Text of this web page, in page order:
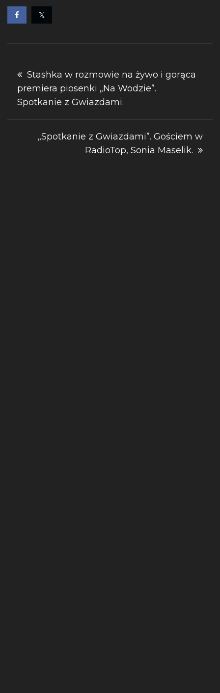
Nawigacja
wpisu
Stashka w rozmowie na żywo i gorąca
premiera piosenki „Na Wodzie”.
Spotkanie z Gwiazdami.
„Spotkanie z Gwiazdami”. Gościem w
RadioTop, Sonia Maselik.